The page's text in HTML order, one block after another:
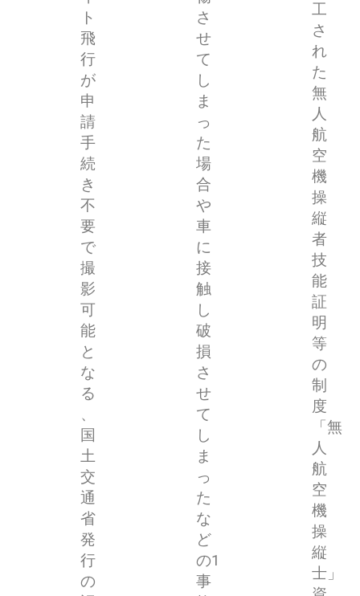
ト
飛
行
が
申
請
手
続
き
不
要
で
撮
影
可
能
と
な
る
、
国
土
交
通
省
発
行
の
さ
せ
て
し
ま
っ
た
場
合
や
車
に
接
触
し
破
損
さ
せ
て
し
ま
っ
た
な
ど
の1
事
工
さ
れ
た
無
人
航
空
機
操
縦
者
技
能
証
明
等
の
制
度
「無
人
航
空
機
操
縦
士」